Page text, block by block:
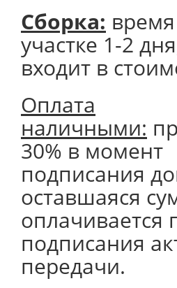
Сборка:
участке 1-2
входит в
Оплата
наличными:
30% в момент
подписания
оставшаяся
оплачивается
подписания
передачи.